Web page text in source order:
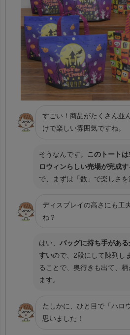
すごい！商品がたくさん並
けで楽しい雰囲気ですね。
そうなんです。 このトート
ロウィンらしい売場が完成
で、まずは「数」で楽しさを
ディスプレイの高さにも工
ね？
はい、バッグに持ち手があ
すいので、2段にして陳列し
ることで、奥行きも出て、
ます。
たしかに、ひと目で「ハロ
思いました！